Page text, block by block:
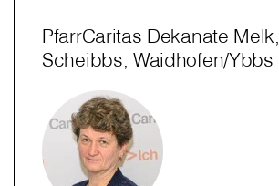
PfarrCaritas Dekanate Melk,
Scheibbs, Waidhofen/Ybbs